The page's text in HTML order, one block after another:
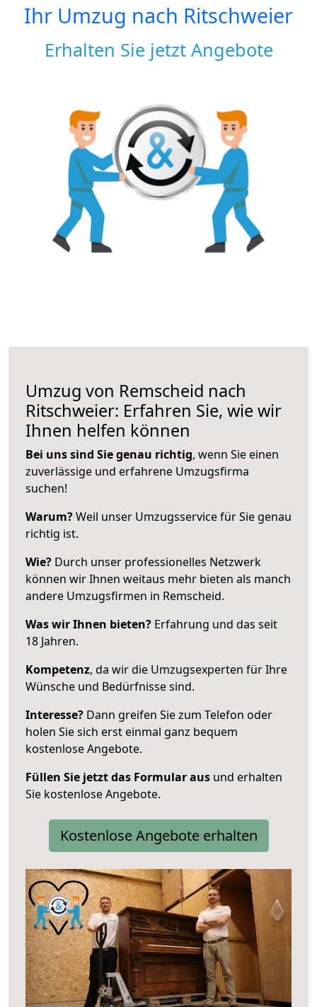
Ihr Umzug nach Ritschweier
Erhalten Sie jetzt Angebote
Umzug von Remscheid nach
Ritschweier: Erfahren Sie, wie wir
Ihnen helfen können
Bei uns sind Sie genau richtig, wenn Sie einen
zuverlässige und erfahrene Umzugsfirma
suchen!
Warum?Weil unser Umzugsservice für Sie genau
richtig ist.
Wie? Durch unser professionelles Netzwerk
können wir Ihnen weitaus mehr bieten als manch
andere Umzugsfirmen in Remscheid.
Was wir Ihnen bieten? Erfahrung und das seit
18 Jahren.
Kompetenz, da wir die Umzugsexperten für Ihre
Wünsche und Bedürfnisse sind.
Interesse? Dann greifen Sie zum Telefon oder
holen Sie sich erst einmal ganz bequem
kostenlose Angebote.
Füllen Sie jetzt das Formular aus und erhalten
Sie kostenlose Angebote.
Kostenlose Angebote erhalten